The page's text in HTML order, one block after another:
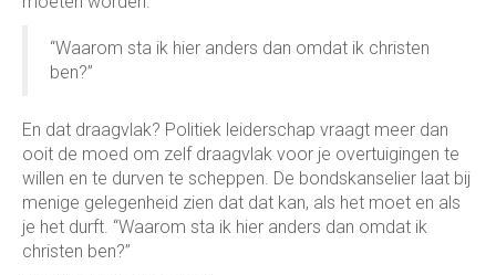
“Waarom sta ik hier anders dan omdat ik christen
ben?”
En dat draagvlak? Politiek leiderschap vraagt meer dan
ooit de moed om zelf draagvlak voor je overtuigingen te
willen en te durven te scheppen. De bondskanselier laat bij
menige gelegenheid zien dat dat kan, als het moet en als
je het durft. “Waarom sta ik hier anders dan omdat ik
christen ben?”